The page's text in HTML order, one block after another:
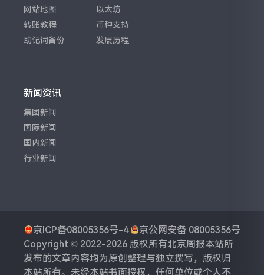
网站地图
转账教程
助记词备份
以太坊
币种支持
发展历程
新闻资讯
集团新闻
国际新闻
国内新闻
行业新闻
京ICP备08005356号-4
京公网安备 08005356号
Copyright © 2022-2026 版权所有北京周报本站所
发布的文章内容均为原创整理与独立撰写，版权归
本站所有。未经本站书面授权，任何单位或个人不